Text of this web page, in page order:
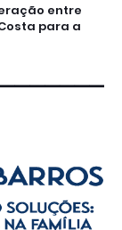
entre
para a